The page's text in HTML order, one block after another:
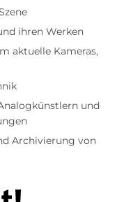
ihren Werken
aktuelle Kameras,
und
Archivierung von